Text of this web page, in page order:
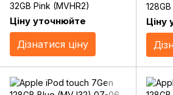
32GB Pink (MVHR2)
Ціну уточнюйте
Дізнатися ціну
Ціну